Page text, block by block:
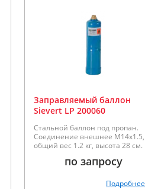
Заправляемый баллон
Sievert LP 200060
Стальной баллон под пропан.
Соединение внешнее М14х1.5,
общий вес 1.2 кг, высота 28 см.
по запросу
Подробнее